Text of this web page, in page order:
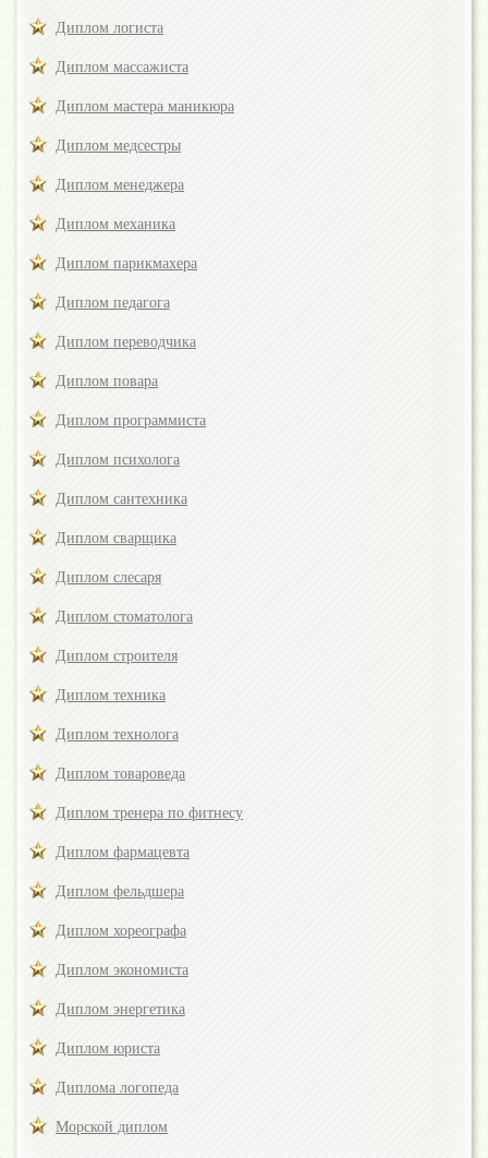
Диплом логиста
Диплом массажиста
Диплом мастера маникюра
Диплом медсестры
Диплом менеджера
Диплом механика
Диплом парикмахера
Диплом педагога
Диплом переводчика
Диплом повара
Диплом программиста
Диплом психолога
Диплом сантехника
Диплом сварщика
Диплом слесаря
Диплом стоматолога
Диплом строителя
Диплом техника
Диплом технолога
Диплом товароведа
Диплом тренера по фитнесу
Диплом фармацевта
Диплом фельдшера
Диплом хореографа
Диплом экономиста
Диплом энергетика
Диплом юриста
Диплома логопеда
Морской диплом